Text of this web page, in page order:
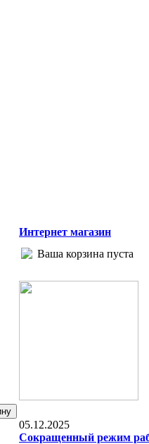
Интернет магазин
Ваша корзина пуста
05.12.2025
Сокращенный режим